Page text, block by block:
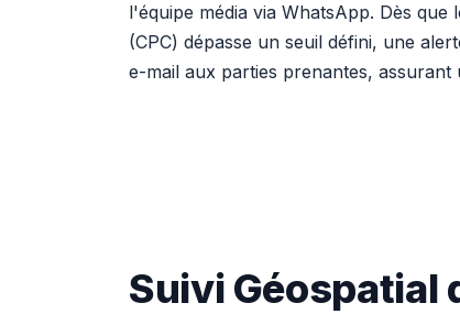
l'équipe média via WhatsApp. Dès
(CPC) dépasse un seuil défini, une
e-mail aux parties prenantes,
Suivi Géospatial